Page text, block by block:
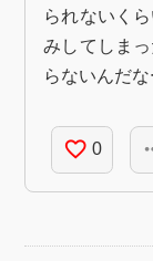
られないく
みしてしま
らないんだ
favorite_border 0